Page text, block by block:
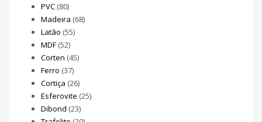
PVC (80)
Madeira (68)
Latão (55)
MDF (52)
Corten (45)
Ferro (37)
Cortiça (26)
Esferovite (25)
Dibond (23)